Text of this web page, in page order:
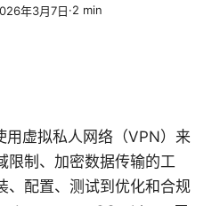
年3月7日·2 min
虚拟私人网络（VPN）来
限制、加密数据传输的工
、配置、测试到优化和合规